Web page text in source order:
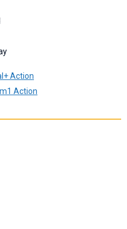
Action
Action